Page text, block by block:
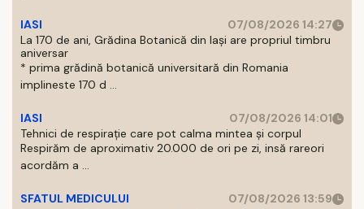
IASI
07/08/2026 14:27
La 170 de ani, Grădina Botanică din Iași are propriul timbru
aniversar
* prima grădină botanică universitară din Romania
implineste 170 d ...
IASI
07/08/2026 14:01
Tehnici de respirație care pot calma mintea și corpul
Respirăm de aproximativ 20.000 de ori pe zi, insă rareori
acordăm a ...
SFATUL MEDICULUI
07/08/2026 13:59